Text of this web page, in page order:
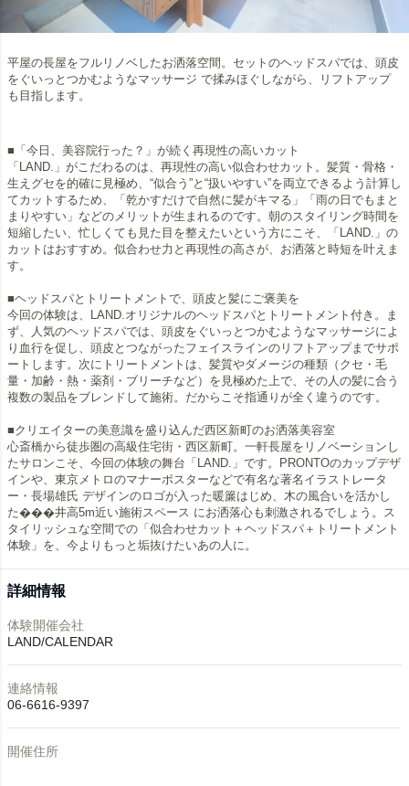
平屋の長屋をフルリノベしたお洒落空間。セットのヘッドスパでは、頭皮
をぐいっとつかむようなマッサージ で揉みほぐしながら、リフトアップ
も目指します。
■「今日、美容院行った？」が続く再現性の高いカット
「LAND.」がこだわるのは、再現性の高い似合わせカット。髪質・骨格・
生えグセを的確に見極め、“似合う”と“扱いやすい”を両立できるよう計算し
てカットするため、「乾かすだけで自然に髪がキマる」「雨の日でもまと
まりやすい」などのメリットが生まれるのです。朝のスタイリング時間を
短縮したい、忙しくても見た目を整えたいという方にこそ、「LAND.」の
カットはおすすめ。似合わせ力と再現性の高さが、お洒落と時短を叶えま
す。
■ヘッドスパとトリートメントで、頭皮と髪にご褒美を
今回の体験は、LAND.オリジナルのヘッドスパとトリートメント付き。ま
ず、人気のヘッドスパでは、頭皮をぐいっとつかむようなマッサージによ
り血行を促し、頭皮とつながったフェイスラインのリフトアップまでサポ
ートします。次にトリートメントは、髪質やダメージの種類（クセ・毛
量・加齢・熱・薬剤・ブリーチなど）を見極めた上で、その人の髪に合う
複数の製品をブレンドして施術。だからこそ指通りが全く違うのです。
■クリエイターの美意識を盛り込んだ西区新町のお洒落美容室
心斎橋から徒歩圏の高級住宅街・西区新町。一軒長屋をリノベーションし
たサロンこそ、今回の体験の舞台「LAND.」です。PRONTOのカップデザ
インや、東京メトロのマナーポスターなどで有名な著名イラストレータ
ー・長場雄氏 デザインのロゴが入った暖簾はじめ、木の風合いを活かし
た���井高5m近い施術スペース にお洒落心も刺激されるでしょう。ス
タイリッシュな空間での「似合わせカット＋ヘッドスパ＋トリートメント
体験」を、今よりもっと垢抜けたいあの人に。
詳細情報
体験開催会社
LAND/CALENDAR
連絡情報
06-6616-9397
開催住所